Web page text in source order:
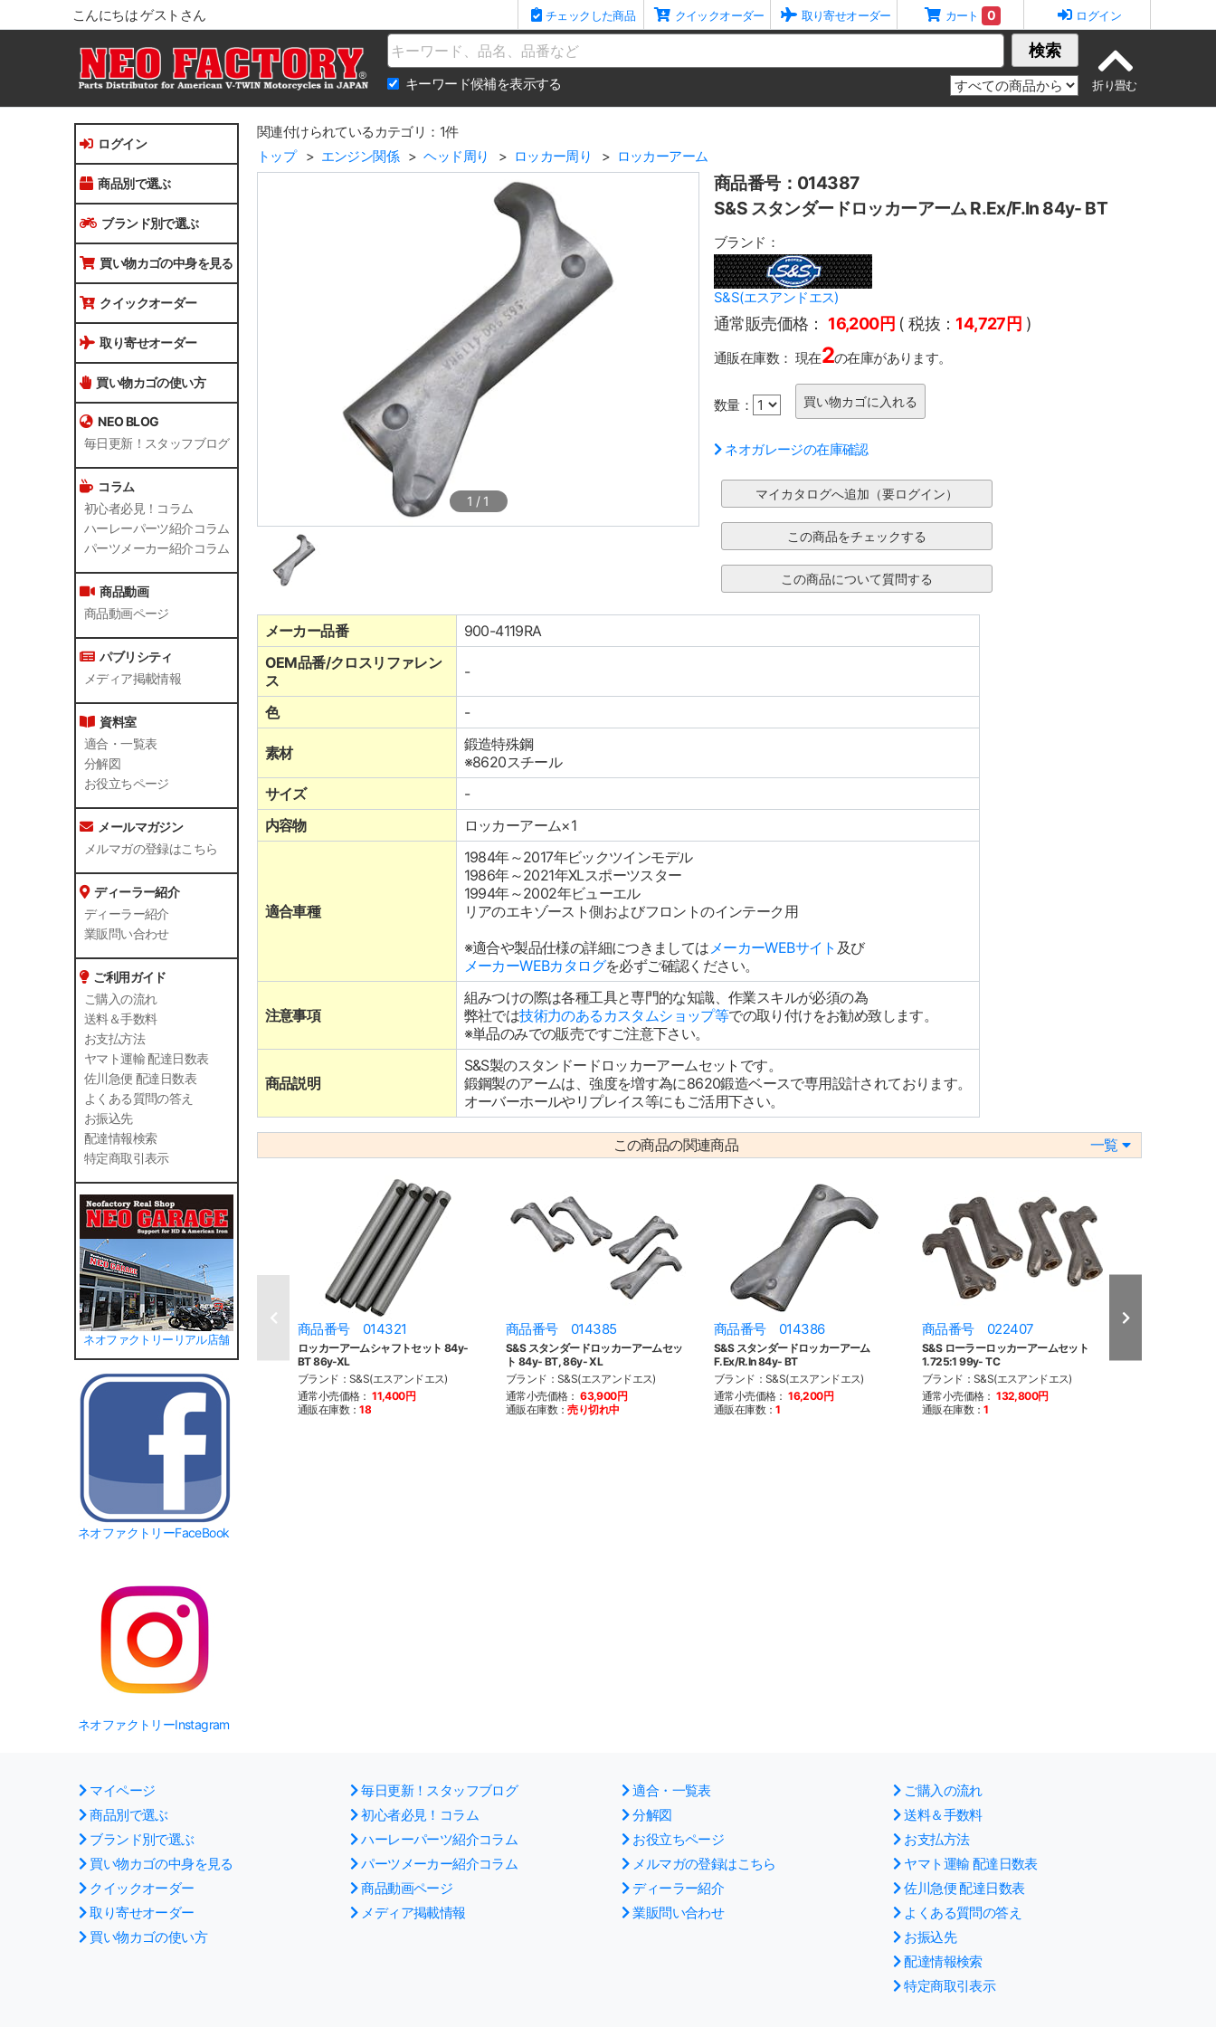
こんにちは ゲストさん チェックした商品 クイックオーダー 取り寄せオーダー カート 0 ログイン
Name 検索
キーワード候補を表示する
ログイン
商品別で選ぶ
ブランド別で選ぶ
買い物カゴの中身を見る
クイックオーダー
取り寄せオーダー
買い物カゴの使い方
NEO BLOG
毎日更新！スタッフブログ
コラム
初心者必見！コラム
ハーレーパーツ紹介コラム
パーツメーカー紹介コラム
商品動画
商品動画ページ
パブリシティ
メディア掲載情報
資料室
適合・一覧表
分解図
お役立ちページ
メールマガジン
メルマガの登録はこちら
ディーラー紹介
ディーラー紹介
業販問い合わせ
ご利用ガイド
ご購入の流れ
送料＆手数料
お支払方法
ヤマト運輸 配達日数表
佐川急便 配達日数表
よくある質問の答え
お振込先
配達情報検索
特定商取引表示
ネオファクトリーリアル店舗
ネオファクトリーFaceBook
ネオファクトリーInstagram
関連付けられているカテゴリ：1件
トップ
エンジン関係 ヘッド周り ロッカー周り ロッカーアーム
1 / 1
商品番号：014387
S&S スタンダードロッカーアーム R.Ex/F.In 84y- BT
ブランド：
S&S(エスアンドエス)
通常販売価格： 16,200円 ( 税抜： 14,727円 )
通販在庫数： 現在2の在庫があります。
数量：
ネオガレージの在庫確認
メーカー品番
900-4119RA
OEM品番/クロスリファレン
ス
-
色 -
素材
鍛造特殊鋼
※8620スチール
サイズ
-
内容物
ロッカーアーム×1
適合車種
1984年～2017年ビックツインモデル
1986年～2021年XLスポーツスター
1994年～2002年ビューエル
リアのエキゾースト側およびフロントのインテーク用
※適合や製品仕様の詳細につきましてはメーカーWEBサイト 及び
メーカーWEBカタログを必ずご確認ください。
注意事項
組みつけの際は各種工具と専門的な知識、作業スキルが必須の為
弊社では技術力のあるカスタムショップ等での取り付けをお勧め致します。
※単品のみでの販売ですご注意下さい。
商品説明
S&S製のスタンドードロッカーアームセットです。
鍛鋼製のアームは、強度を増す為に8620鍛造ベースで専用設計されております。
オーバーホールやリプレイス等にもご活用下さい。
この商品の関連商品 一覧
商品番号 014321
ロッカーアームシャフトセット 84y-
BT 86y-XL
ブランド：S&S(エスアンドエス)
通常小売価格： 11,400円
通販在庫数：18
商品番号 014385
S&S スタンダードロッカーアームセッ
ト 84y- BT, 86y- XL
ブランド：S&S(エスアンドエス)
通常小売価格： 63,900円
通販在庫数：売り切れ中
商品番号 014386
S&S スタンダードロッカーアーム
F.Ex/R.In 84y- BT
ブランド：S&S(エスアンドエス)
通常小売価格： 16,200円
通販在庫数：1
商品番号 022407
S&S ローラーロッカーアームセット
1.725:1 99y- TC
ブランド：S&S(エスアンドエス)
通常小売価格： 132,800円
通販在庫数：1
シング 84y-BT
マイページ
商品別で選ぶ
ブランド別で選ぶ
買い物カゴの中身を見る
クイックオーダー
取り寄せオーダー
買い物カゴの使い方
毎日更新！スタッフブログ
初心者必見！コラム
ハーレーパーツ紹介コラム
パーツメーカー紹介コラム
商品動画ページ
メディア掲載情報
適合・一覧表
分解図
お役立ちページ
メルマガの登録はこちら
ディーラー紹介
業販問い合わせ
ご購入の流れ
送料＆手数料
お支払方法
ヤマト運輸 配達日数表
佐川急便 配達日数表
よくある質問の答え
お振込先
配達情報検索
特定商取引表示